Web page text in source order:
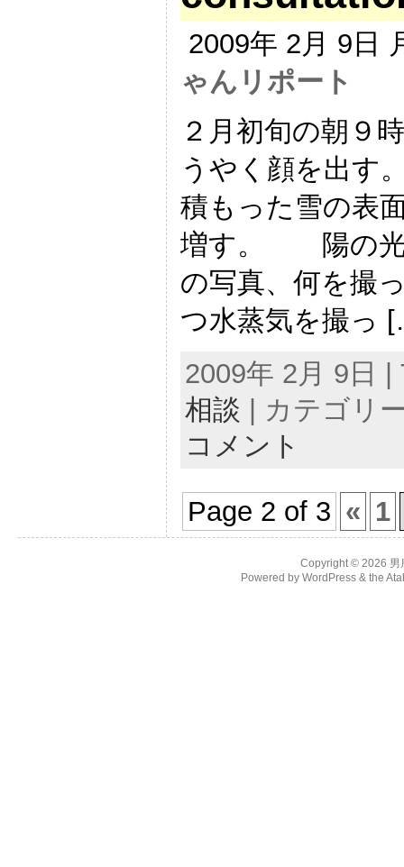
2009年 2月 9日
ゃんリポート
２月初旬の朝９
うやく顔を出す
積もった雪の表
増す。 陽の光
の写真、何を撮
つ水蒸気を撮っ
2009年 2月 9日
相談 | カテゴリ
コメント
Page 2 of 3 « 1
Copyright © 2026 男
Powered by WordPress & the